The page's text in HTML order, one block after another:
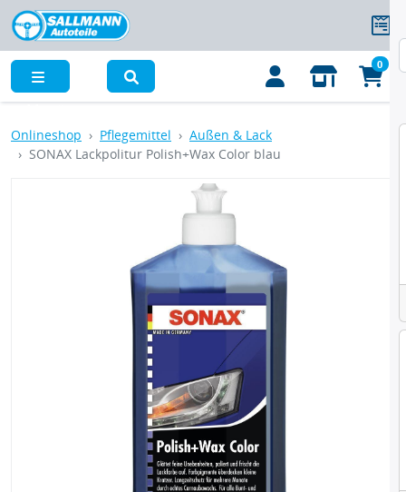
0
Onlineshop Pflegemittel
Außen & Lack
SONAX Lackpolitur Polish+Wax Color blau